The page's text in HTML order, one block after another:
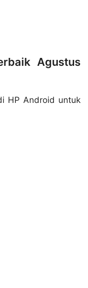
Agustus
HP Android untuk